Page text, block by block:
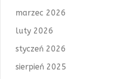
marzec 2026
luty 2026
styczeń 2026
sierpień 2025